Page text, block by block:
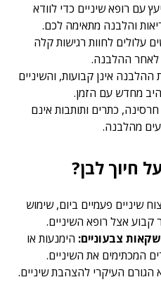
עם רופא שיניים כדי לוודא
והלבנה מתאימה לכם.
עלולים לחוות רגישות קלה
לאחר ההלבנה.
ההלבנה אינן קבועות, והשיניים
מחדש עם הזמן.
חרסינה, כתרים ותותבות אינם
מהלבנה.
חיוך לבן?
שיניים פעמיים ביום, שימוש
קבוע אצל רופא השיניים.
צבעוניים: הימנעות או
המכתימים את השיניים.
הגורם העיקרי להצהבת שיניים.